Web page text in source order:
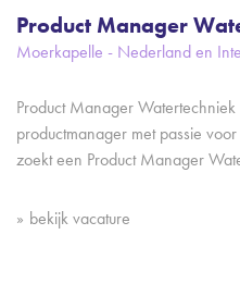
Product Manager
Moerkapelle - Nederland en
Product Manager
productmanager met passie
zoekt een Product Manager
bekijk vacature